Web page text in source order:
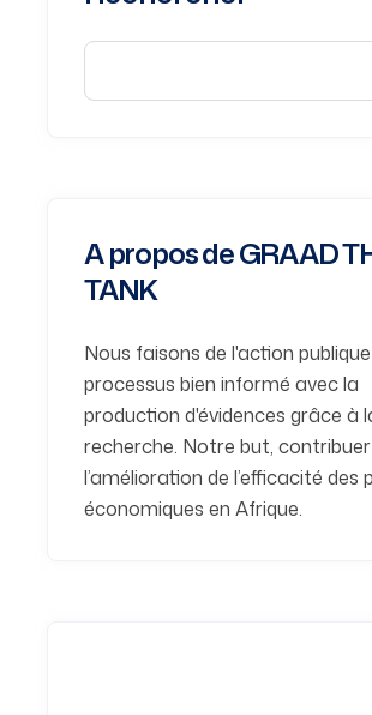
A propos de GRAAD
TANK
Nous faisons de l'action
processus bien informé avec la
production d'évidences grâce à
recherche. Notre but,
l’amélioration de l’efficacité des
économiques en Afrique.